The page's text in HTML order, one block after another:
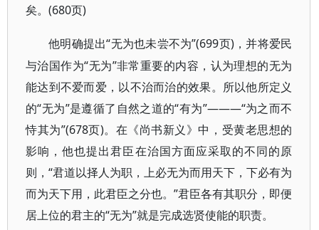
矣。 (680页)
他明确提出“无为也未尝不为”(699页)，并将爱民
与治国作为“无为”非常重要的内容，认为理想的无为
能达到不爱而爱，以不治而治的效果。所以他所定义
的“无为”是遵循了自然之道的“有为”———“为之而不
恃其为”(678页)。在《尚书新义》中，受黄老思想的
影响，他也提出君臣在治国方面应采取的不同的原
则，“君道以择人为职，上必无为而用天下，下必有为
而为天下用，此君臣之分也。”君臣各有其职分，即便
居上位的君主的“无为”就是完成选贤使能的职责。